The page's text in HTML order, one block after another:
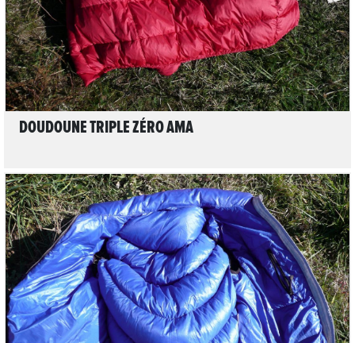
DOUDOUNE TRIPLE ZÉRO AMA
LIRE L'ARTICLE